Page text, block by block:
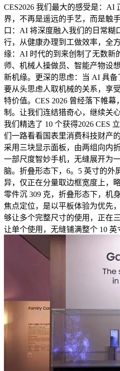
CES2026 我们最大的感受是：AI
界，不再是遥远的手艺，而是触
口：AI 将深度融入我们的日常糊
行，从健康办理到工做效率，全
缘：AI 时代的到来创制了无数新
师、机械人操做员、智能产物设
新机缘。更深的思虑：当 AI 具
要从头思虑人取机械的关系，享
特价值。CES 2026 曾经落下帷
制。让我们连结猎奇心，继续关
我们精选了 10 个获得2026 CES
们一路看看国表里消费科技财产
采用三块显示面板，由两组向内
一部尺度智妙手机，无缝展开为
脑。折叠形态下，6。5 英寸的外
异，仅正在分量取边框宽度上，
零件沉 309 克，折叠形态下，机
焦点定位，是以平板体验为优先
够让多个完整尺寸的使用，正在
让单个使用，无缝铺满整个 10 英